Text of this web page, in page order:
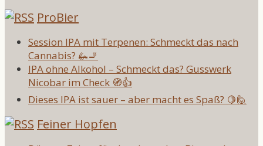
ProBier
Session IPA mit Terpenen: Schmeckt das nach
Cannabis? 🦗🚬
IPA ohne Alkohol – Schmeckt das? Gusswerk
Nicobar im Check 🧭👍
Dieses IPA ist sauer – aber macht es Spaß? 🍋🙋
Feiner Hopfen